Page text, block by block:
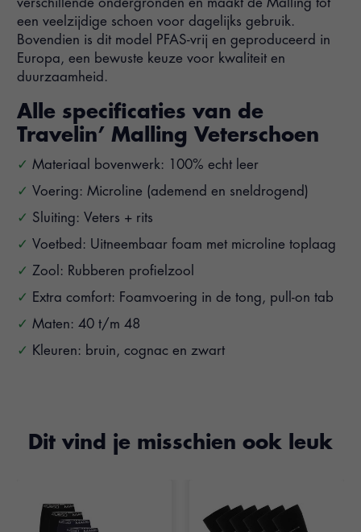
een veelzijdige schoen voor dagelijks gebruik.
Bovendien is dit model PFAS-vrij en geproduceerd in
Europa, een bewuste keuze voor kwaliteit en
duurzaamheid.
Alle specificaties van de
Travelin’ Malling Veterschoen
Materiaal bovenwerk: 100% echt leer
Voering: Microline (ademend en sneldrogend)
Sluiting: Veters + rits
Voetbed: Uitneembaar foam met microline toplaag
Zool: Rubberen profielzool
Extra comfort: Foamvoering in de tong, pull-on tab
Maten: 40 t/m 48
Kleuren: bruin, cognac en zwart
Dit vind je misschien ook leuk